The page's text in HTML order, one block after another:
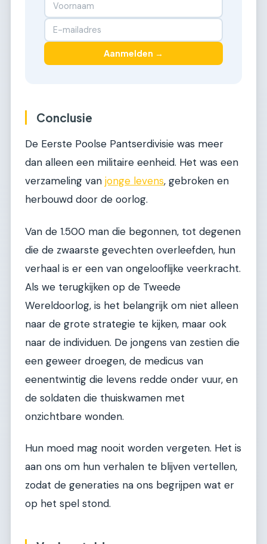
Aanmelden →
Conclusie
De Eerste Poolse Pantserdivisie was meer
dan alleen een militaire eenheid. Het was een
verzameling van jonge levens, gebroken en
herbouwd door de oorlog.
Van de 1.500 man die begonnen, tot degenen
die de zwaarste gevechten overleefden, hun
verhaal is er een van ongelooflijke veerkracht.
Als we terugkijken op de Tweede
Wereldoorlog, is het belangrijk om niet alleen
naar de grote strategie te kijken, maar ook
naar de individuen. De jongens van zestien die
een geweer droegen, de medicus van
eenentwintig die levens redde onder vuur, en
de soldaten die thuiskwamen met
onzichtbare wonden.
Hun moed mag nooit worden vergeten. Het is
aan ons om hun verhalen te blijven vertellen,
zodat de generaties na ons begrijpen wat er
op het spel stond.